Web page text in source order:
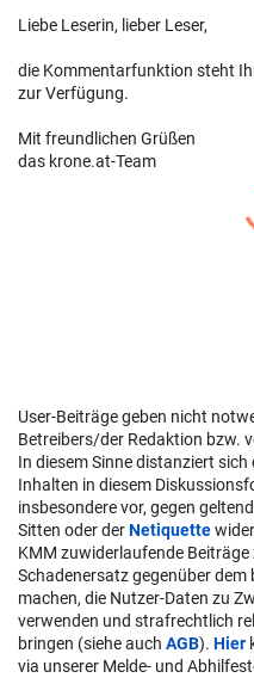
Liebe Leserin, lieber Leser,
die Kommentarfunktion steht
zur Verfügung.
Mit freundlichen Grüßen
das krone.at-Team
User-Beiträge geben nicht
Betreibers/der Redaktion bzw.
In diesem Sinne distanziert
Inhalten in diesem
insbesondere vor, gegen
Sitten oder derNetiquette
KMM zuwiderlaufende
Schadenersatz gegenüber
machen, die Nutzer-Daten zu
verwenden und strafrechtlich
bringen (siehe auch AGB). Hier
via unserer Melde- und